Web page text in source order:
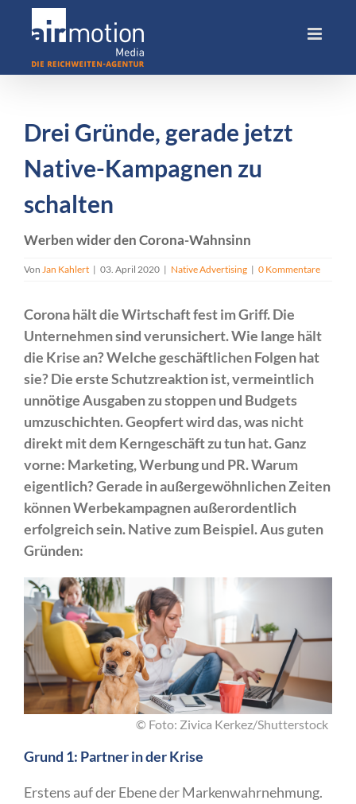
Drei Gründe, gerade jetzt
Native-Kampagnen zu
schalten
Werben wider den Corona-Wahnsinn
Von Jan Kahlert | 03. April 2020 | Native Advertising | 0 Kommentare
Corona hält die Wirtschaft fest im Griff. Die
Unternehmen sind verunsichert. Wie lange hält
die Krise an? Welche geschäftlichen Folgen hat
sie? Die erste Schutzreaktion ist, vermeintlich
unnötige Ausgaben zu stoppen und Budgets
umzuschichten. Geopfert wird das, was nicht
direkt mit dem Kerngeschäft zu tun hat. Ganz
vorne: Marketing, Werbung und PR. Warum
eigentlich? Gerade in außergewöhnlichen Zeiten
können Werbekampagnen außerordentlich
erfolgreich sein. Native zum Beispiel. Aus guten
Gründen:
© Foto: Zivica Kerkez/Shutterstock
Grund 1: Partner in der Krise
Erstens auf der Ebene der Markenwahrnehmung.